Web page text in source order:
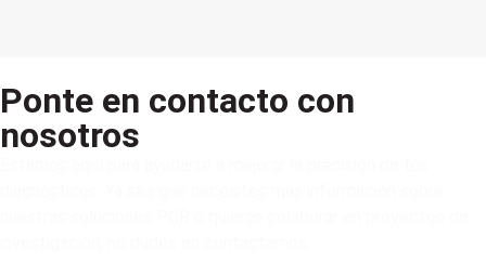
Ponte en contacto con
nosotros